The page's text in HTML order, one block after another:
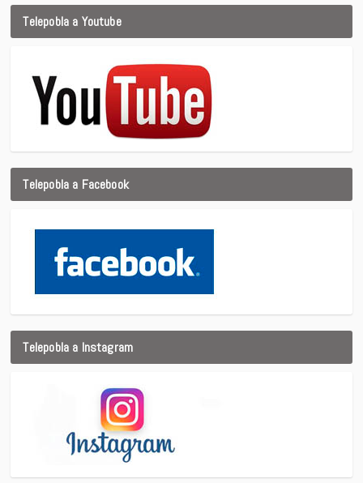
Telepobla a Youtube
Telepobla a Facebook
Telepobla a Instagram